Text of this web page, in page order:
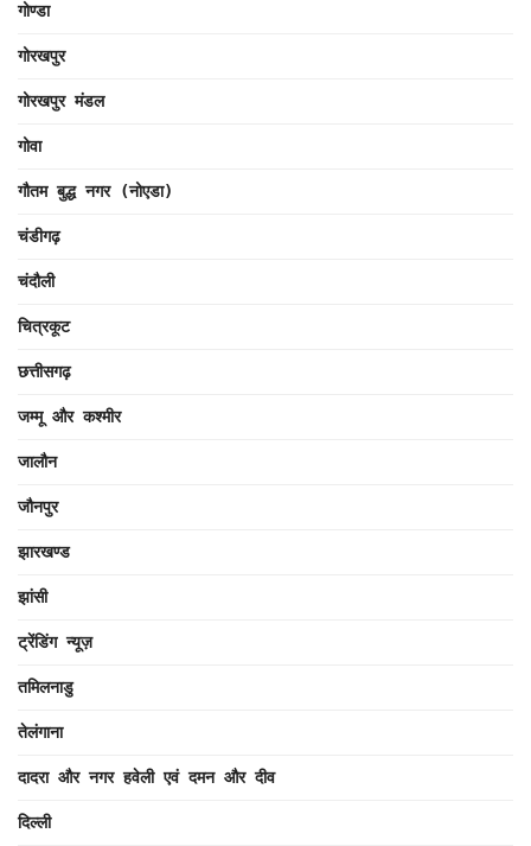
गोण्डा
गोरखपुर
गोरखपुर मंडल
गोवा
गौतम बुद्ध नगर (नोएडा)
चंडीगढ़
चंदौली
चित्रकूट
छत्तीसगढ़
जम्मू और कश्मीर
जालौन
जौनपुर
झारखण्ड
झांसी
ट्रेंडिंग न्यूज़
तमिलनाडु
तेलंगाना
दादरा और नगर हवेली एवं दमन और दीव
दिल्ली